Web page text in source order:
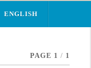
ENGLISH
PAGE 1 / 1